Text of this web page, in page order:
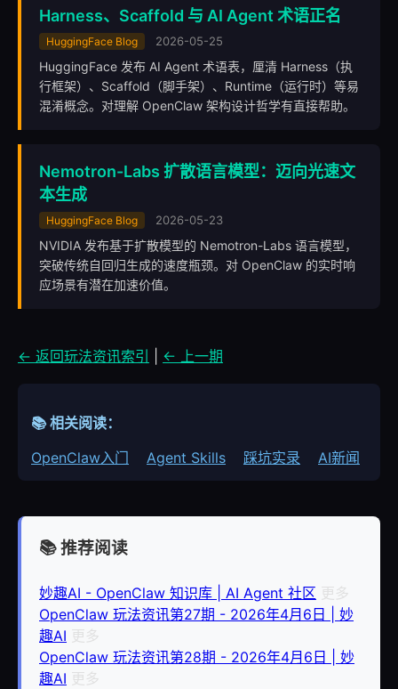
Harness、Scaffold 与 AI Agent 术语正名
HuggingFace Blog 2026-05-25
HuggingFace 发布 AI Agent 术语表，厘清 Harness（执
行框架）、Scaffold（脚手架）、Runtime（运行时）等易
混淆概念。对理解 OpenClaw 架构设计哲学有直接帮助。
Nemotron-Labs 扩散语言模型：迈向光速文
本生成
HuggingFace Blog 2026-05-23
NVIDIA 发布基于扩散模型的 Nemotron-Labs 语言模型，
突破传统自回归生成的速度瓶颈。对 OpenClaw 的实时响
应场景有潜在加速价值。
← 返回玩法资讯索引 ← 上一期
📚 相关阅读：
OpenClaw入门
Agent Skills 踩坑实录 AI新闻
📚 推荐阅读
妙趣AI - OpenClaw 知识库 | AI Agent 社区 更多
OpenClaw 玩法资讯第27期 - 2026年4月6日 | 妙
趣AI 更多
OpenClaw 玩法资讯第28期 - 2026年4月6日 | 妙
趣AI 更多